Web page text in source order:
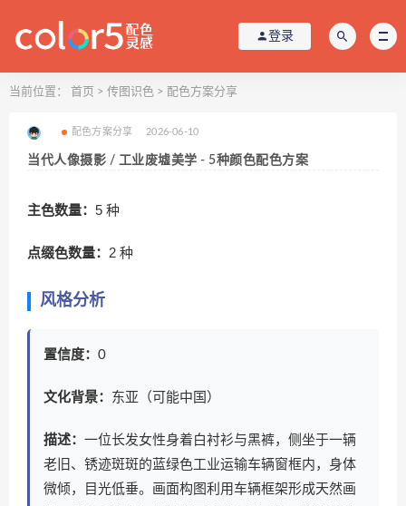
登录
当前位置： 首页 > 传图识色 > 配色方案分享
配色方案分享 2026-06-10
当代人像摄影 / 工业废墟美学 - 5种颜色配色方案
主色数量： 5 种
点缀色数量： 2 种
风格分析
置信度： 0
文化背景： 东亚（可能中国）
描述： 一位长发女性身着白衬衫与黑裤，侧坐于一辆
老旧、锈迹斑斑的蓝绿色工业运输车辆窗框内，身体
微倾，目光低垂。画面构图利用车辆框架形成天然画